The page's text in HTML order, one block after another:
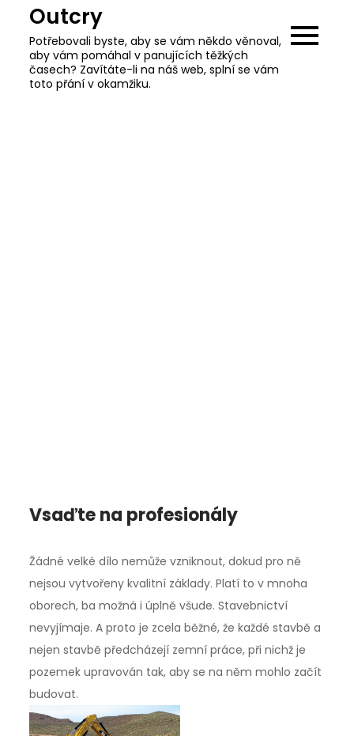
content
Outcry
Potřebovali byste, aby se vám někdo věnoval,
aby vám pomáhal v panujících těžkých
časech? Zavítáte-li na náš web, splní se vám
toto přání v okamžiku.
Vsaďte na profesionály
Žádné velké dílo nemůže vzniknout, dokud pro ně
nejsou vytvořeny kvalitní základy. Platí to v mnoha
oborech, ba možná i úplně všude. Stavebnictví
nevyjímaje. A proto je zcela běžné, že každé stavbě a
nejen stavbě předcházejí zemní práce, při nichž je
pozemek upravován tak, aby se na něm mohlo začít
budovat.